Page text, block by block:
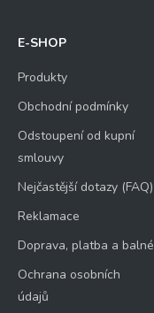
E-SHOP
Produkty
Obchodní podmínky
Odstoupení od kupní
smlouvy
Nejčastější dotazy (FAQ)
Reklamace
Doprava, platba a balné
Ochrana osobních
údajů